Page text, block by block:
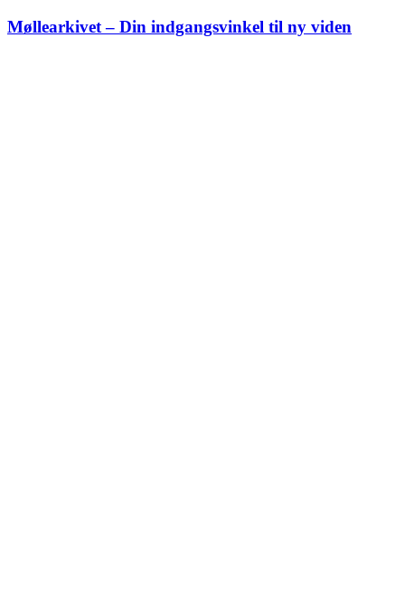
Skip
Møllearkivet – Din indgangsvinkel til ny viden